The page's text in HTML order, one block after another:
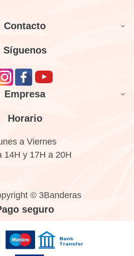
Contacto 
Síguenos
Empresa 
Horario
a Viernes
14H y 17H a 20H
© 3Banderas
seguro